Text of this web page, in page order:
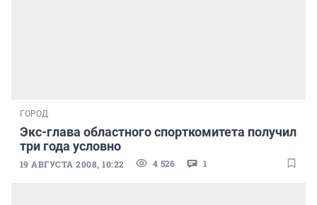
ГОРОД
Экс-глава областного спорткомитета получил
три года условно
19 АВГУСТА 2008, 10:22 4 526 1